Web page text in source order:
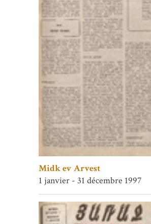
Midk ev Arvest
1 janvier - 31 décembre 1997